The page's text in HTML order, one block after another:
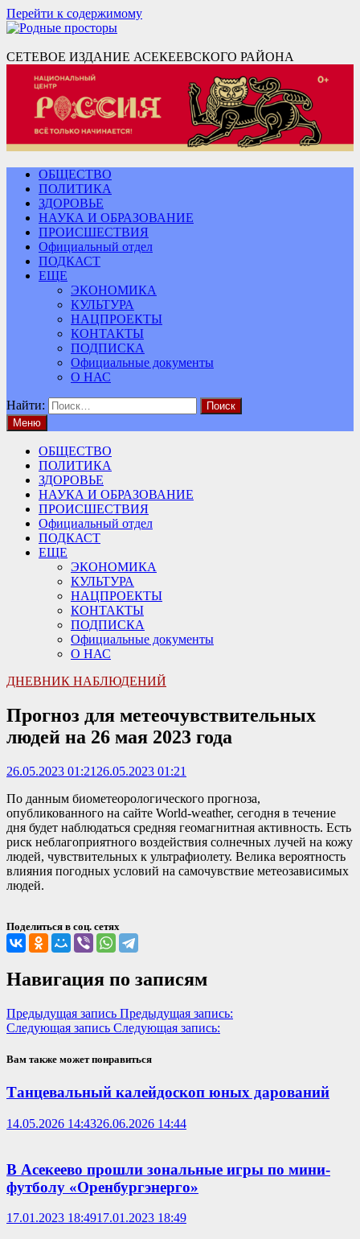
Перейти к содержимому
СЕТЕВОЕ ИЗДАНИЕ АСЕКЕЕВСКОГО РАЙОНА
ОБЩЕСТВО
ПОЛИТИКА
ЗДОРОВЬЕ
НАУКА И ОБРАЗОВАНИЕ
ПРОИСШЕСТВИЯ
Официальный отдел
ПОДКАСТ
ЕЩЕ
ЭКОНОМИКА
КУЛЬТУРА
НАЦПРОЕКТЫ
КОНТАКТЫ
ПОДПИСКА
Официальные документы
О НАС
Найти:
Меню
ОБЩЕСТВО
ПОЛИТИКА
ЗДОРОВЬЕ
НАУКА И ОБРАЗОВАНИЕ
ПРОИСШЕСТВИЯ
Официальный отдел
ПОДКАСТ
ЕЩЕ
ЭКОНОМИКА
КУЛЬТУРА
НАЦПРОЕКТЫ
КОНТАКТЫ
ПОДПИСКА
Официальные документы
О НАС
ДНЕВНИК НАБЛЮДЕНИЙ
Прогноз для метеочувствительных
людей на 26 мая 2023 года
26.05.2023 01:21 26.05.2023 01:21
По данным биометеорологического прогноза,
опубликованного на сайте World-weather, сегодня в течение
дня будет наблюдаться средняя геомагнитная активность. Есть
риск неблагоприятного воздействия солнечных лучей на кожу
людей, чувствительных к ультрафиолету. Велика вероятность
влияния погодных условий на самочувствие метеозависимых
людей.
Поделиться в соц. сетях
Навигация по записям
Предыдущая запись Предыдущая запись:
Следующая запись Следующая запись:
Вам также может понравиться
Танцевальный калейдоскоп юных дарований
14.05.2026 14:4326.06.2026 14:44
В Асекеево прошли зональные игры по мини-
футболу «Оренбургэнерго»
17.01.2023 18:4917.01.2023 18:49